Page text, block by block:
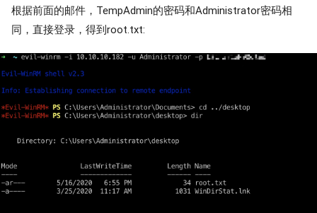
根据前面的邮件，TempAdmin的密码和Administrator密码相
同，直接登录，得到root.txt: